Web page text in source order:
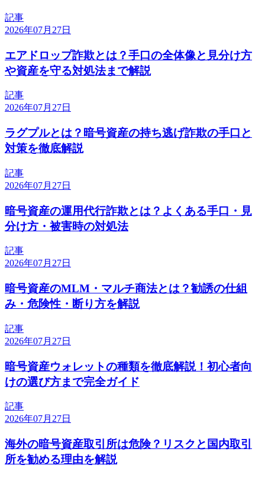
記事
2026年07月27日
エアドロップ詐欺とは？手口の全体像と見分け方
や資産を守る対処法まで解説
記事
2026年07月27日
ラグプルとは？暗号資産の持ち逃げ詐欺の手口と
対策を徹底解説
記事
2026年07月27日
暗号資産の運用代行詐欺とは？よくある手口・見
分け方・被害時の対処法
記事
2026年07月27日
暗号資産のMLM・マルチ商法とは？勧誘の仕組
み・危険性・断り方を解説
記事
2026年07月27日
暗号資産ウォレットの種類を徹底解説！初心者向
けの選び方まで完全ガイド
記事
2026年07月27日
海外の暗号資産取引所は危険？リスクと国内取引
所を勧める理由を解説